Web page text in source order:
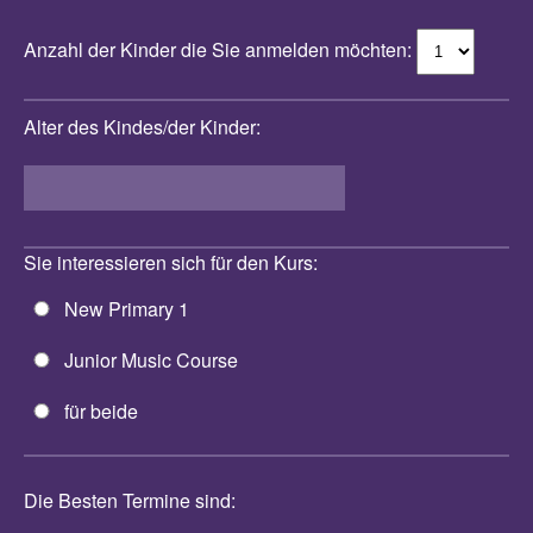
Anzahl der Kinder die Sie anmelden möchten:
Alter des Kindes/der Kinder:
Sie interessieren sich für den Kurs:
New Primary 1
Junior Music Course
für beide
Die Besten Termine sind: